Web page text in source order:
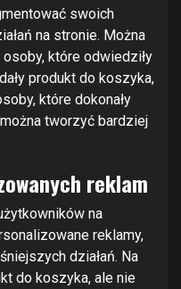
swoich
na stronie. Można
które odwiedziły
produkt do koszyka,
które dokonały
tworzyć bardziej
reklam
na
reklamy,
działań. Na
do koszyka, ale nie